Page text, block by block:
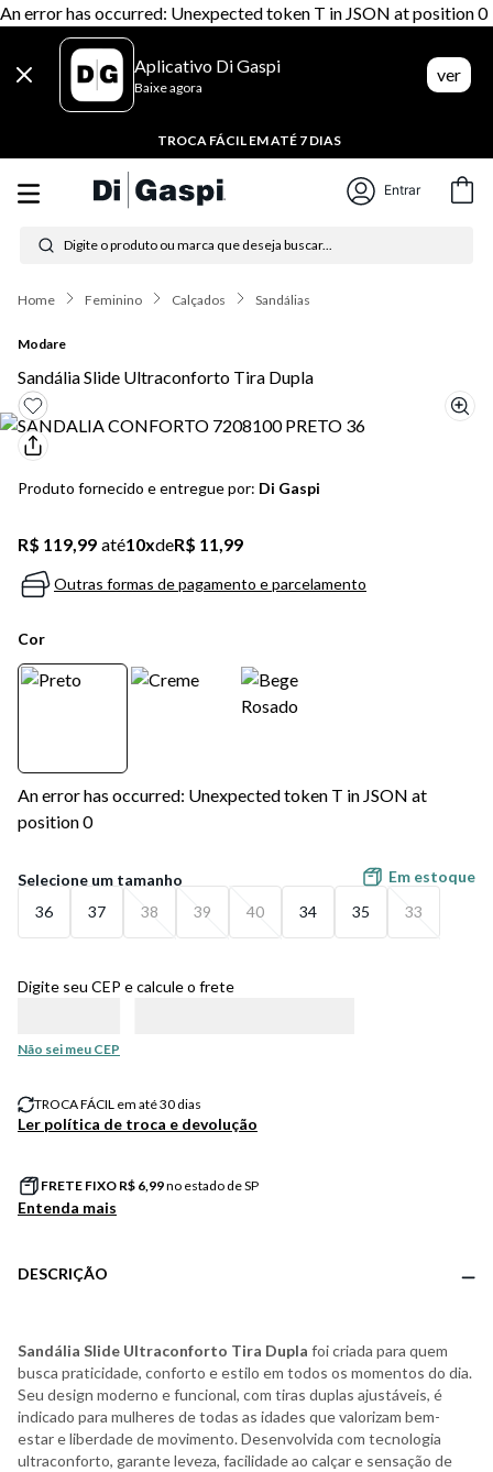
An error has occurred: Unexpected token T in JSON at position 0
Aplicativo Di Gaspi
Baixe agora
ver
TROCA FÁCIL EM ATÉ 7 DIAS
Entrar
Digite o produto ou marca que deseja buscar...
Feminino Calçados Sandálias
Modare
Sandália Slide Ultraconforto Tira Dupla
Produto fornecido e entregue por: Di Gaspi
R$ 119,99 até10xdeR$ 11,99
Outras formas de pagamento e parcelamento
Cor
An error has occurred: Unexpected token T in JSON at
position 0
36 37 38 39 40 34 35 33
Em estoque
Digite seu CEP e calcule o frete
Não sei meu CEP
TROCA FÁCIL em até 30 dias
Ler política de troca e devolução
FRETE FIXO R$ 6,99no estado de SP
Entenda mais
DESCRIÇÃO
Sandália Slide Ultraconforto Tira Dupla foi criada para quem
busca praticidade, conforto e estilo em todos os momentos do dia.
Seu design moderno e funcional, com tiras duplas ajustáveis, é
indicado para mulheres de todas as idades que valorizam bem-
estar e liberdade de movimento. Desenvolvida com tecnologia
ultraconforto, garante leveza, facilidade ao calçar e sensação de
1 º tênis feminino
2º tenis
3º moletom
4º tênis masculino
6º sandalia
8º salto